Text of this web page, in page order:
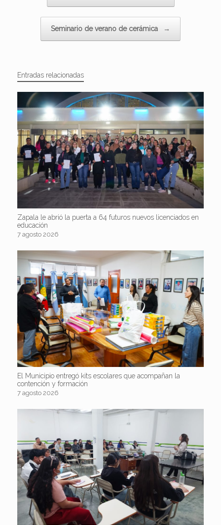
Seminario de verano de cerámica →
Entradas relacionadas
Zapala le abrió la puerta a 64 futuros nuevos licenciados en
educación
7 agosto 2026
El Municipio entregó kits escolares que acompañan la
contención y formación
7 agosto 2026